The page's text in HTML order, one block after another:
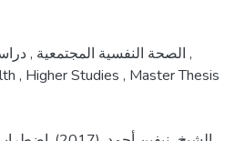
الصحة النفسية المجتمعية ,
,
, Higher Studies , Master Thesis